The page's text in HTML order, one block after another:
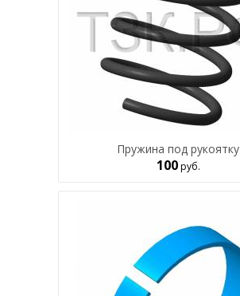
Пружина под рукоятку
100руб.